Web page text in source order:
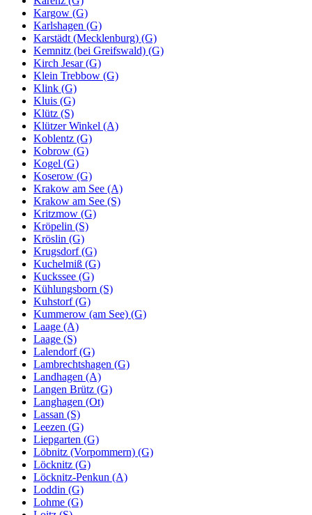
Kargow (G)
Karlshagen (G)
Karstädt (Mecklenburg) (G)
Kemnitz (bei Greifswald) (G)
Kirch Jesar (G)
Klein Trebbow (G)
Klink (G)
Kluis (G)
Klütz (S)
Klützer Winkel (A)
Koblentz (G)
Kobrow (G)
Kogel (G)
Koserow (G)
Krakow am See (A)
Krakow am See (S)
Kritzmow (G)
Kröpelin (S)
Kröslin (G)
Krugsdorf (G)
Kuchelmiß (G)
Kuckssee (G)
Kühlungsborn (S)
Kuhstorf (G)
Kummerow (am See) (G)
Laage (A)
Laage (S)
Lalendorf (G)
Lambrechtshagen (G)
Landhagen (A)
Langen Brütz (G)
Langhagen (Ot)
Lassan (S)
Leezen (G)
Liepgarten (G)
Löbnitz (Vorpommern) (G)
Löcknitz (G)
Löcknitz-Penkun (A)
Loddin (G)
Lohme (G)